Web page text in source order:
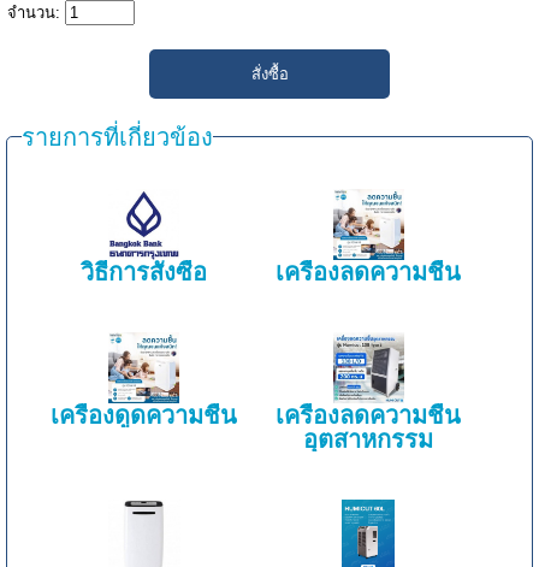
จำนวน:
รายการที่เกี่ยวข้อง
วิธีการสั่งซื้อ เครื่องลดความชื้น
เครื่องดูดความชื้น
เครื่องลดความชื้น
อุตสาหกรรม